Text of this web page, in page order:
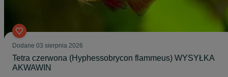
Dodane 03 sierpnia 2026
Tetra czerwona (Hyphessobrycon flammeus) WYSYŁKA
AKWAWIN